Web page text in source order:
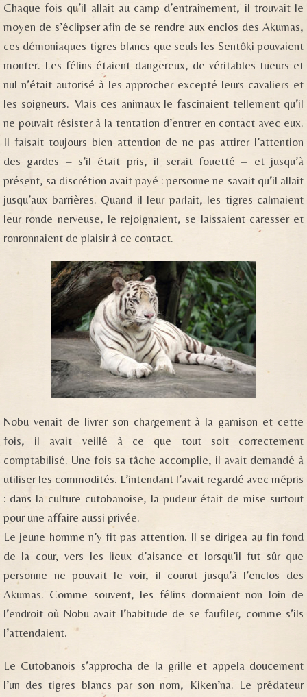
Chaque fois qu’il allait au camp d’entraînement, il trouvait le
moyen de s’éclipser afin de se rendre aux enclos des Akumas,
ces démoniaques tigres blancs que seuls les Sentôki pouvaient
monter. Les félins étaient dangereux, de véritables tueurs et
nul n’était autorisé à les approcher excepté leurs cavaliers et
les soigneurs. Mais ces animaux le fascinaient tellement qu’il
ne pouvait résister à la tentation d’entrer en contact avec eux.
Il faisait toujours bien attention de ne pas attirer l’attention
des gardes – s’il était pris, il serait fouetté – et jusqu’à
présent, sa discrétion avait payé : personne ne savait qu’il allait
jusqu’aux barrières. Quand il leur parlait, les tigres calmaient
leur ronde nerveuse, le rejoignaient, se laissaient caresser et
ronronnaient de plaisir à ce contact.
Nobu venait de livrer son chargement à la garnison et cette
fois, il avait veillé à ce que tout soit correctement
comptabilisé. Une fois sa tâche accomplie, il avait demandé à
utiliser les commodités. L’intendant l’avait regardé avec mépris
: dans la culture cutobanoise, la pudeur était de mise surtout
pour une affaire aussi privée.
Le jeune homme n’y fit pas attention. Il se dirigea au fin fond
de la cour, vers les lieux d’aisance et lorsqu’il fut sûr que
personne ne pouvait le voir, il courut jusqu’à l’enclos des
Akumas. Comme souvent, les félins dormaient non loin de
l’endroit où Nobu avait l’habitude de se faufiler, comme s’ils
l’attendaient.
Le Cutobanois s’approcha de la grille et appela doucement
l’un des tigres blancs par son nom, Kiken’na. Le prédateur